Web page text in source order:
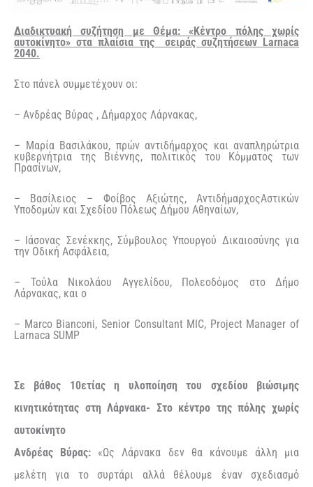
Διαδικτυακή συζήτηση με Θέμα: «Κέντρο πόλης χωρίς
αυτοκίνητο» στα πλαίσια της σειράς συζητήσεων Larnaca
2040.
Στο πάνελ συμμετέχουν οι:
– Ανδρέας Βύρας , Δήμαρχος Λάρνακας,
– Μαρία Βασιλάκου, πρών αντιδήμαρχος και αναπληρώτρια
κυβερνήτρια της Βιέννης, πολιτικός του Κόμματος των
Πρασίνων,
– Βασίλειος – Φοίβος Αξιώτης, ΑντιδήμαρχοςΑστικών
Υποδομών και Σχεδίου Πόλεως Δήμου Αθηναίων,
– Ιάσονας Σενέκκης, Σύμβουλος Υπουργού Δικαιοσύνης για
την Οδική Ασφάλεια,
– Τούλα Νικολάου Αγγελίδου, Πολεοδόμος στο Δήμο
Λάρνακας, και ο
– Marco Bianconi, Senior Consultant MIC, Project Manager of
Larnaca SUMP
Σε βάθος 10ετίας η υλοποίηση του σχεδίου βιώσιμης
κινητικότητας στη Λάρνακα- Στο κέντρο της πόλης χωρίς
αυτοκίνητο
Ανδρέας Βύρας: «Ως Λάρνακα δεν θα κάνουμε άλλη μια
μελέτη για το συρτάρι αλλά θέλουμε έναν σχεδιασμό